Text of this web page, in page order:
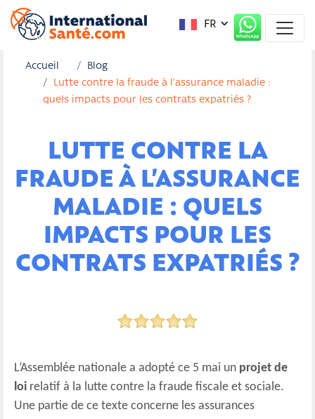
FR
Accueil
Blog
Lutte contre la fraude à l’assurance maladie :
quels impacts pour les contrats expatriés ?
LUTTE CONTRE LA
FRAUDE À L’ASSURANCE
MALADIE : QUELS
IMPACTS POUR LES
CONTRATS EXPATRIÉS ?
L’Assemblée nationale a adopté ce 5 mai un projet de
loi relatif à la lutte contre la fraude fiscale et sociale.
Une partie de ce texte concerne les assurances